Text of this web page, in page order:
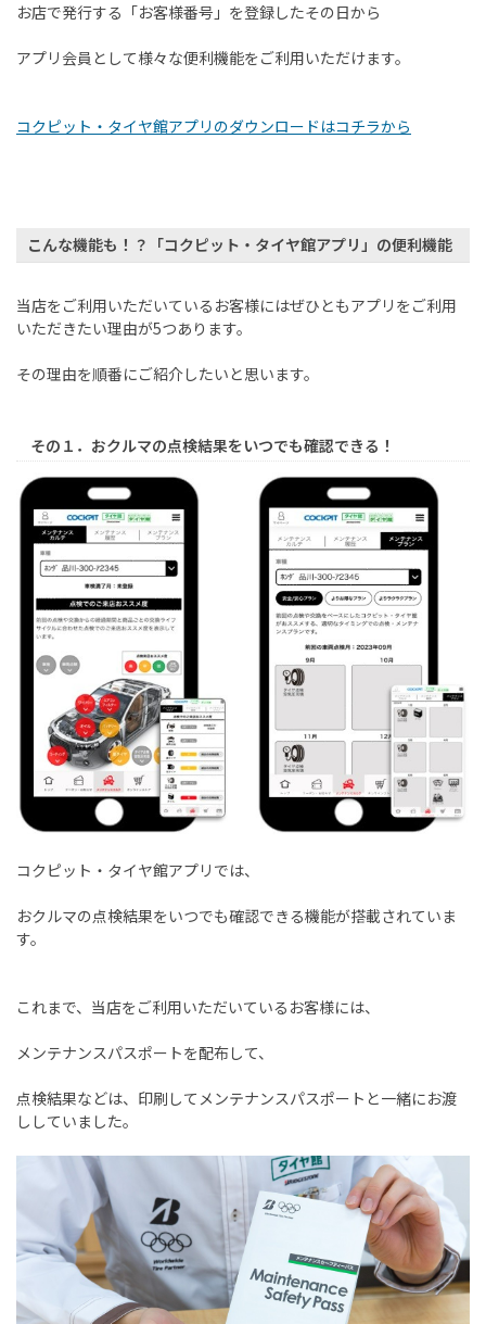
お店で発行する「お客様番号」を登録したその日から
アプリ会員として様々な便利機能をご利用いただけます。
コクピット・タイヤ館アプリのダウンロードはコチラから
こんな機能も！？「コクピット・タイヤ館アプリ」の便利機能
当店をご利用いただいているお客様にはぜひともアプリをご利用
いただきたい理由が5つあります。
その理由を順番にご紹介したいと思います。
その１．おクルマの点検結果をいつでも確認できる！
コクピット・タイヤ館アプリでは、
おクルマの点検結果をいつでも確認できる機能が搭載されていま
す。
これまで、当店をご利用いただいているお客様には、
メンテナンスパスポートを配布して、
点検結果などは、印刷してメンテナンスパスポートと一緒にお渡
ししていました。